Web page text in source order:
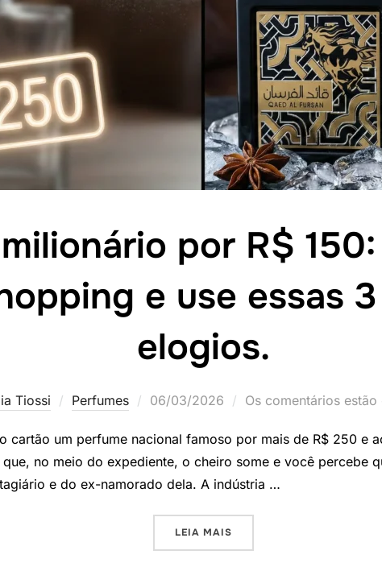
por R$
e use essas
elogios.
Tiossi Perfumes
Postado
06/03/2026 Os comentários
cartão um perfume nacional famoso por mais de R$ 250 e
no meio do expediente, o cheiro some e você percebe
e do ex-namorado dela. A indústria …
LEIA MAIS“CHEIRO DE MILIONÁRIO